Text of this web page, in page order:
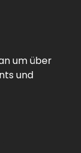
um über
und